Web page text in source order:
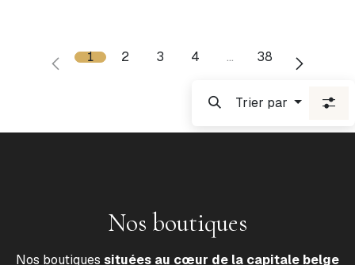
1 2 3 4 … 38
Trier par
Nos boutiques
Nos boutiques situées au cœur de la capitale belge